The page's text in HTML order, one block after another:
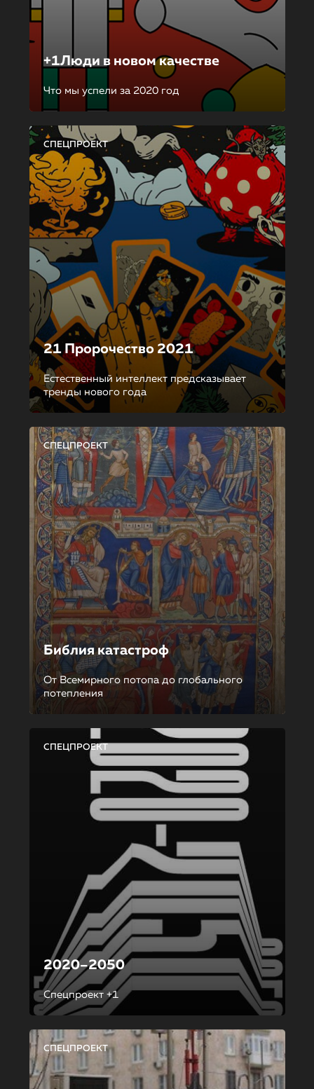
+1Люди в новом качестве
Что мы успели за 2020 год
СПЕЦПРОЕКТ
21 Пророчество 2021
Естественный интеллект предсказывает
тренды нового года
СПЕЦПРОЕКТ
Библия катастроф
От Всемирного потопа до глобального
потепления
СПЕЦПРОЕКТ
2020–2050
Спецпроект +1
СПЕЦПРОЕКТ